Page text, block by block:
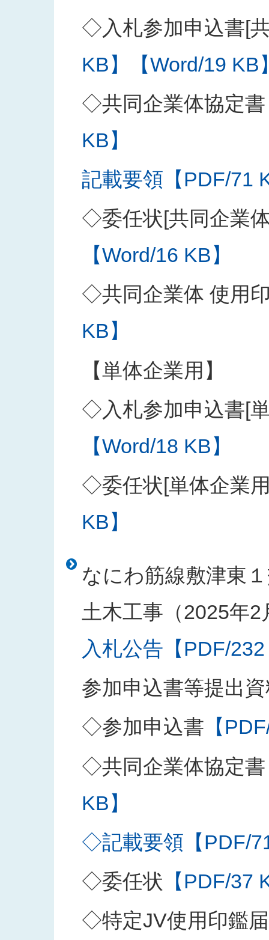
◇入札参加申込書[
KB】
【Word/19 KB
◇共同企業体協定書
KB】
記載要領【PDF/71
◇委任状[共同企業
【Word/16 KB】
◇共同企業体 使用
KB】
【単体企業用】
◇入札参加申込書[
【Word/18 KB】
◇委任状[単体企業
KB】
なにわ筋線敷津東
土木工事（2025年2
入札公告【PDF/
参加申込書等提出
◇参加申込書 【
◇共同企業体協定書
KB】
◇記載要領【PDF/
◇委任状 【PDF/37
◇特定JV使用印鑑届